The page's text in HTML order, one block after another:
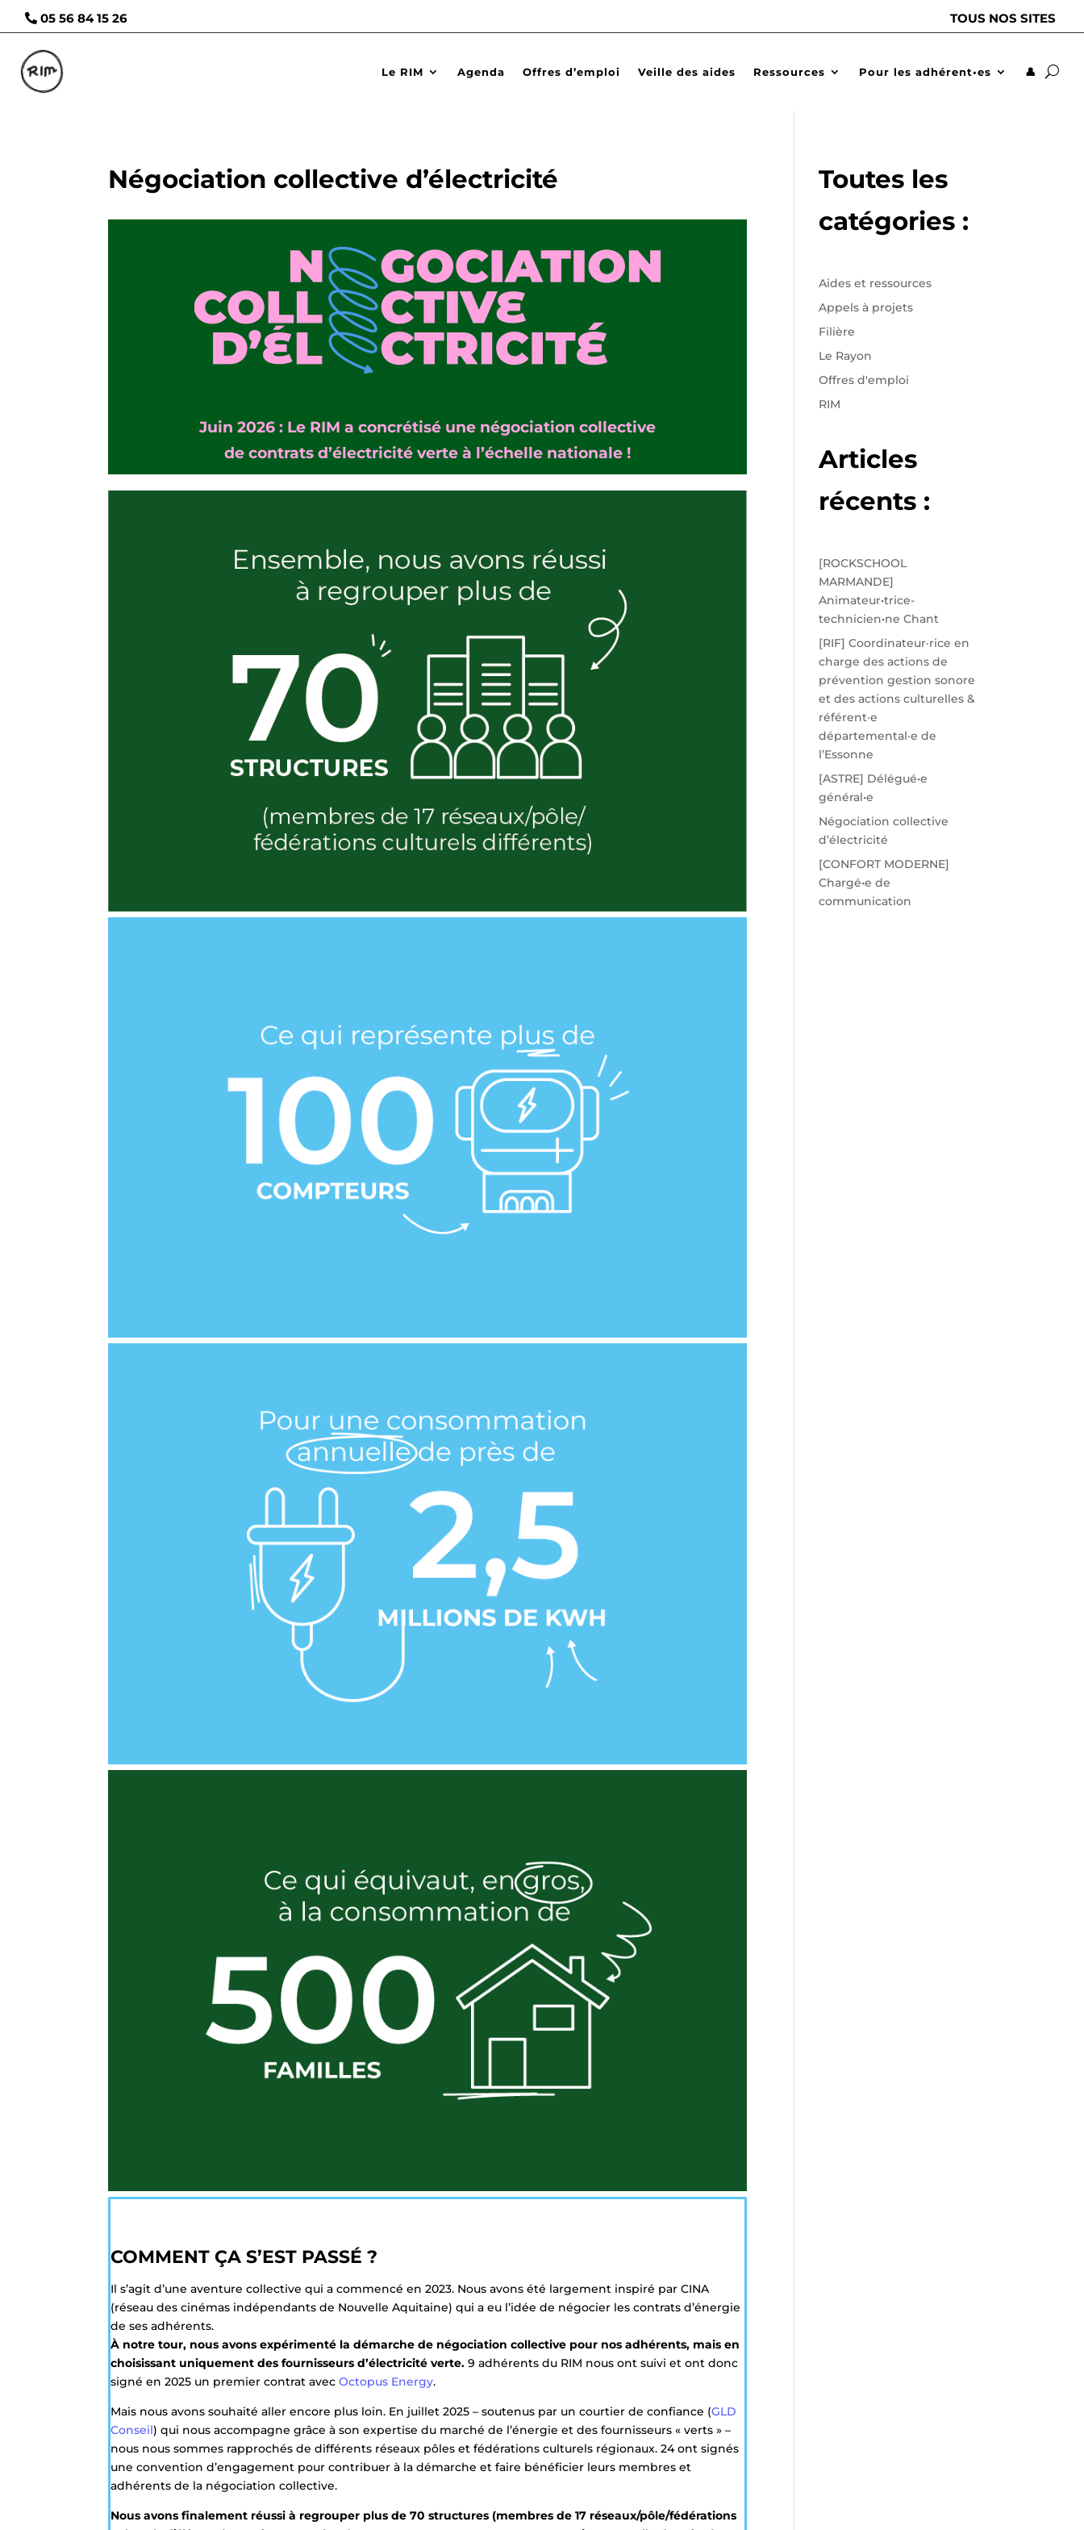
05 56 84 15 26 TOUS NOS SITES
Le RIM Agenda Offres d’emploi Veille des aides Ressources Pour les adhérent•es 👤
Négociation collective d’électricité
Juin 2026 : Le RIM a concrétisé une négociation collective
de contrats d’électricité verte à l’échelle nationale !
COMMENT ÇA S’EST PASSÉ ?
Il s’agit d’une aventure collective qui a commencé en 2023. Nous avons été largement inspiré par CINA
(réseau des cinémas indépendants de Nouvelle Aquitaine) qui a eu l’idée de négocier les contrats d’énergie
de ses adhérents.
À notre tour, nous avons expérimenté la démarche de négociation collective pour nos adhérents, mais en
choisissant uniquement des fournisseurs d’électricité verte. 9 adhérents du RIM nous ont suivi et ont donc
signé en 2025 un premier contrat avecOctopus Energy.
Mais nous avons souhaité aller encore plus loin. En juillet 2025 – soutenus par un courtier de confiance (GLD
Conseil) qui nous accompagne grâce à son expertise du marché de l’énergie et des fournisseurs « verts » –
nous nous sommes rapprochés de différents réseaux pôles et fédérations culturels régionaux. 24 ont signés
une convention d’engagement pour contribuer à la démarche et faire bénéficier leurs membres et
adhérents de la négociation collective.
Nous avons finalement réussi à regrouper plus de 70 structures (membres de 17 réseaux/pôle/fédérations
Toutes les
catégories :
Aides et ressources
Appels à projets
Filière
Le Rayon
Offres d'emploi
RIM
Articles
récents :
[ROCKSCHOOL
MARMANDE]
Animateur•trice-
technicien•ne Chant
[RIF] Coordinateur·rice en
charge des actions de
prévention gestion sonore
et des actions culturelles &
référent·e
départemental·e de
l’Essonne
[ASTRE] Délégué•e
général•e
Négociation collective
d’électricité
[CONFORT MODERNE]
Chargé•e de
communication